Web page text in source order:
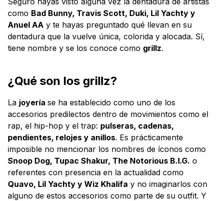
como Bad Bunny, Travis Scott, Duki, Lil Yachty y
Anuel AA y te hayas preguntado qué llevan en su
dentadura que la vuelve única, colorida y alocada. Sí,
tiene nombre y se los conoce como grillz.
¿Qué son los grillz?
La joyería se ha establecido como uno de los
accesorios predilectos dentro de movimientos como el
rap, el hip-hop y el trap: pulseras, cadenas,
pendientes, relojes y anillos. Es prácticamente
imposible no mencionar los nombres de íconos como
Snoop Dog, Tupac Shakur, The Notorious B.I.G. o
referentes con presencia en la actualidad como
Quavo, Lil Yachty y Wiz Khalifa y no imaginarlos con
alguno de estos accesorios como parte de su outfit. Y